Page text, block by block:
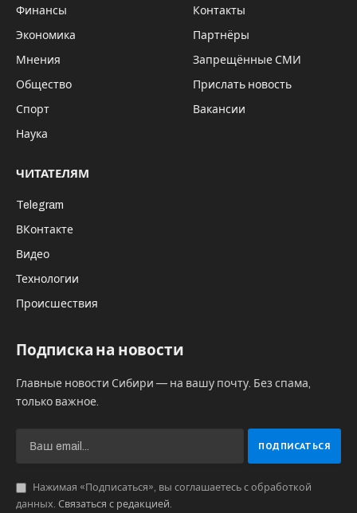
Финансы
Экономика
Мнения
Общество
Спорт
Наука
Контакты
Партнёры
Запрещённые СМИ
Прислать новость
Вакансии
ЧИТАТЕЛЯМ
Telegram
ВКонтакте
Видео
Технологии
Происшествия
Подписка на новости
Главные новости Сибири — на вашу почту. Без спама,
только важное.
Нажимая «Подписаться», вы соглашаетесь с обработкой
данных. Связаться с редакцией.